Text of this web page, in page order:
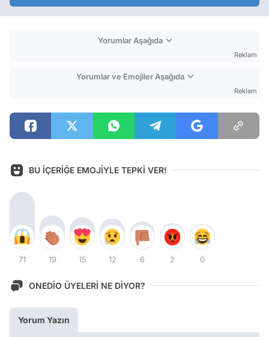
Yorumlar Aşağıda
Reklam
Yorumlar ve Emojiler Aşağıda
Reklam
BU İÇERİĞE EMOJİYLE TEPKİ VER!
71 19 15 12 6 2 0
ONEDİO ÜYELERİ NE DİYOR?
Yorum Yazın